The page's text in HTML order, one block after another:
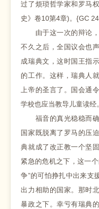
过了烦琐哲学家和罗马
史》卷10第4章)。{GC
由于这一次的辩论，
不久之后，全国议会也
成瑞典文，这时国王指
的工作。这样，瑞典人
上帝的圣言了。国会通
学校也应当教导儿童读
福音的真光稳稳而确
国家既脱离了罗马的压
典就成了改正教一个坚
紧急的危机之下，这一
争”的可怕挣扎中出来支
出力相助的国家。那时
暴政之下。幸亏有瑞典